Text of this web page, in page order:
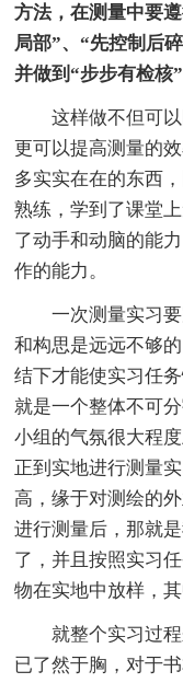
方法，在测量中要
局部”、“先控制后
并做到“步步有检核”
这样做不但可以
更可以提高测量的
多实实在在的东西
熟练，学到了课堂
了动手和动脑的能
作的能力。
一次测量实习要
和构思是远远不够
结下才能使实习任
就是一个整体不可
小组的气氛很大程
正到实地进行测量
高，缘于对测绘的
进行测量后，那就
了，并且按照实习
物在实地中放样，
就整个实习过程
已了然于胸，对于